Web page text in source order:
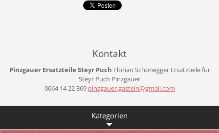
Kontakt
Pinzgauer Ersatzteile Steyr Puch Florian SchöneggerErsatzteile für
Steyr Puch Pinzgauer
0664 14 22 369 pinzgauer.gastein@gmail.com
Kategorien